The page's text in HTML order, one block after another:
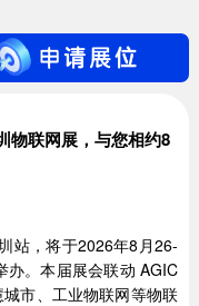
物联网展，与您相约8
站，将于2026年8月26-
办。本届展会联动 AGIC
市、工业物联网等物联